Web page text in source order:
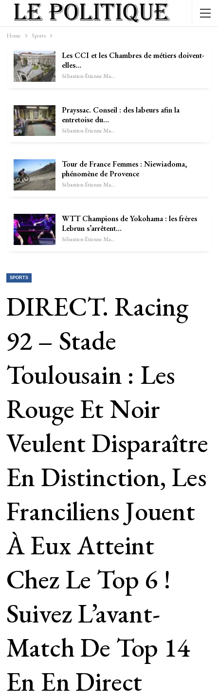
Home Sports
Les CCI et les Chambres de métiers doivent-
elles…
Sébastien-Étienne Marechal
Prayssac. Conseil : des labeurs afin la
entretoise du…
Sébastien-Étienne Marechal
Tour de France Femmes : Niewiadoma,
phénomène de Provence
Sébastien-Étienne Marechal
WTT Champions de Yokohama : les frères
Lebrun s’arrêtent…
Sébastien-Étienne Marechal
SPORTS
DIRECT. Racing
92 – Stade
Toulousain : Les
Rouge Et Noir
Veulent Disparaître
En Distinction, Les
Franciliens Jouent
À Eux Atteint
Chez Le Top 6 !
Suivez L’avant-
Match De Top 14
En En Direct